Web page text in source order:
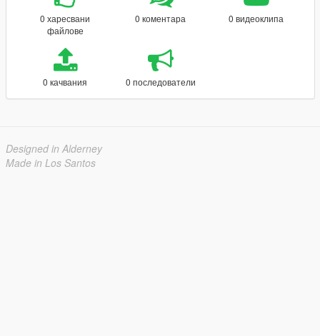
0 харесвани
файлове
0 коментара 0 видеоклипа
0 качвания 0 последователи
Designed in Alderney
Made in Los Santos